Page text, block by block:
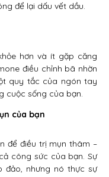
để lại dấu vết dầu.
hơn và ít gặp căng
điều chỉnh bã nhờn
quy tắc của ngón tay
cuộc sống của bạn.
của bạn
để điều trị mụn thâm –
công sức của bạn. Sự
nhưng nó thực sự